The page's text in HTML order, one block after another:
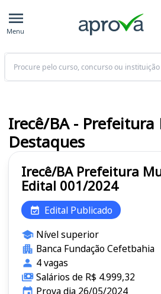
Menu
Buscar
Irecê/BA Prefeitura
Edital 001/2024
Edital Publicado
Nível superior
Banca Fundação Cefetbahia
4 vagas
Salários de R$ 4.999,32
Prova dia 26/05/2024
Irecê/BA -
Destaques